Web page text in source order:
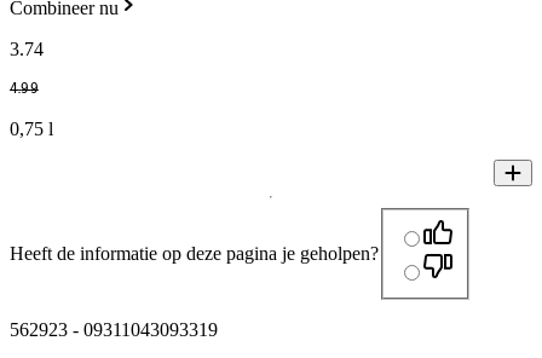
Combineer nu
3.74
4.99
0,75 l
Heeft de informatie op deze pagina je geholpen?
562923 - 09311043093319